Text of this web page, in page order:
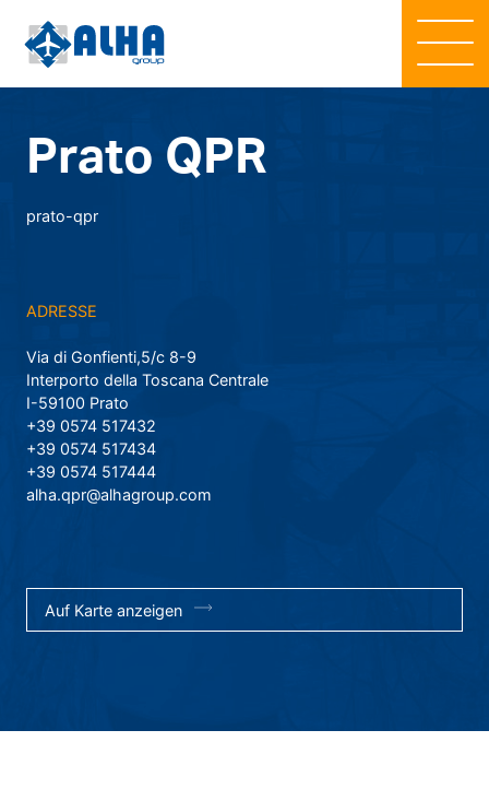
Prato QPR
prato-qpr
ADRESSE
Via di Gonfienti,5/c 8-9
Interporto della Toscana Centrale
I-59100 Prato
+39 0574 517432
+39 0574 517434
+39 0574 517444
alha.qpr@alhagroup.com
Auf Karte anzeigen